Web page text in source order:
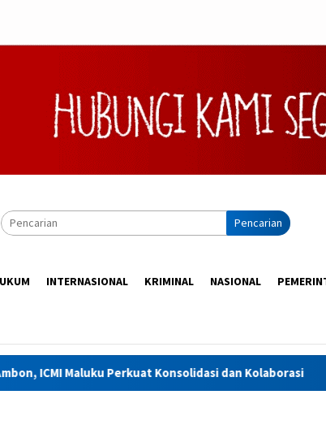
Pencarian
INTERNASIONAL KRIMINAL NASIONAL
Perkuat Konsolidasi dan Kolaborasi Diduga